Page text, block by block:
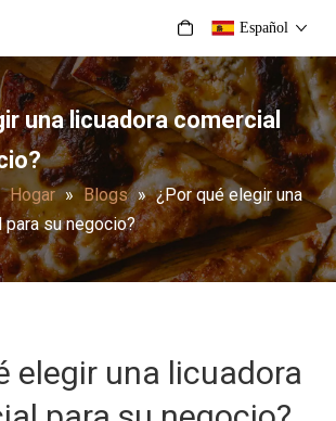
Español
una licuadora comercial
Hogar » Blogs » ¿Por qué elegir una
su negocio?
elegir una licuadora